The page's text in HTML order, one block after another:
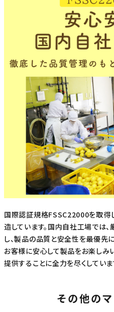
国際認証規格FSSC22000を取得
造しています。国内自社工場では
し、製品の品質と安全性を最優先
お客様に安心して製品をお楽しみ
提供することに全力を尽くしていま
その他の